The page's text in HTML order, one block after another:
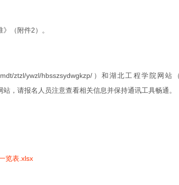
（附件2）。
ztzl/ywzl/hbsszsydwgkzp/）和湖北工程学院网
，请报名人员注意查看相关信息并保持通讯工具畅通。
览表.xlsx